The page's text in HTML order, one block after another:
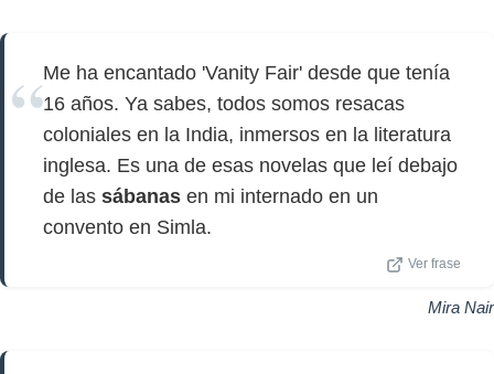
Me ha encantado 'Vanity Fair' desde que tenía
16 años. Ya sabes, todos somos resacas
coloniales en la India, inmersos en la literatura
inglesa. Es una de esas novelas que leí debajo
de las sábanas en mi internado en un
convento en Simla.
Ver frase
Mira Nair